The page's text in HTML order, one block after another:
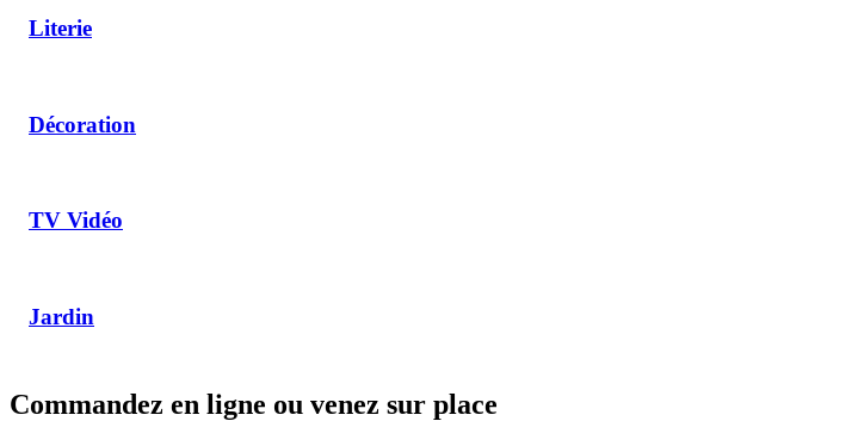
Literie
Décoration
TV Vidéo
Jardin
Commandez en ligne ou venez sur place